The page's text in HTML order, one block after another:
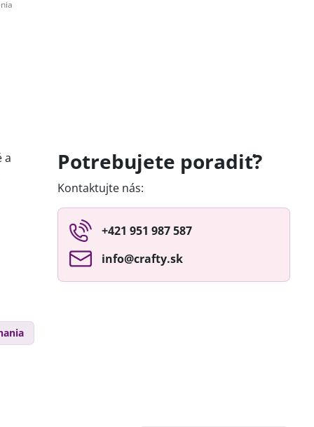
a
Potrebujete poradiť?
Kontaktujte nás:
+421 951 987 587
info​@crafty​.sk